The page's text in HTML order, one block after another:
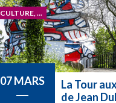
CULTURE, ...
07 MARS
La Tour
de Jean